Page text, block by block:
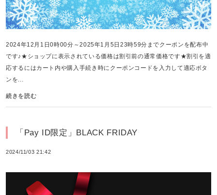
2024年12月1日0時00分～2025年1月5日23時59分までクーポンを配布中
です♪★ショップに表示されている価格は割引前の通常価格です★割引を適
応するにはカート内や購入手続き時にクーポンコードを入力して適応ボタ
ンを...
続きを読む
「Pay ID限定」BLACK FRIDAY
2024/11/03 21:42